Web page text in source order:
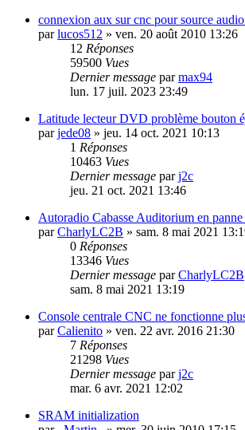
connexion aux sur cnc pour source
parlucos512 » ven. 20 août 2010 13:26
12 Réponses
59500 Vues
Dernier message parmax94
lun. 17 juil. 2023 23:49
Latitude lecteur DVD problème bouton
parjede08 » jeu. 14 oct. 2021 10:13
1 Réponses
10463 Vues
Dernier message parj2c
jeu. 21 oct. 2021 13:46
Autoradio Cabasse Auditorium en panne
parCharlyLC2B » sam. 8 mai 2021
0 Réponses
13346 Vues
Dernier message parCharlyLC2B
sam. 8 mai 2021 13:19
Console centrale CNC ne fonctionne
parCalienito » ven. 22 avr. 2016 21:30
7 Réponses
21298 Vues
Dernier message parj2c
mar. 6 avr. 2021 12:02
SRAM initialization